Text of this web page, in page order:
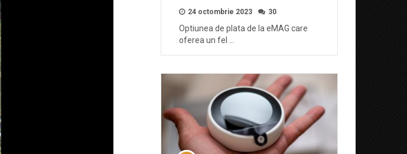
24 octombrie 2023 30
Optiunea de plata de la eMAG care
oferea un fel …